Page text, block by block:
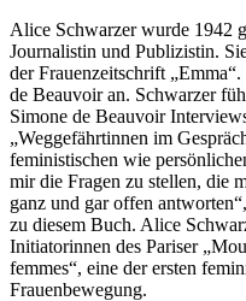
Alice Schwarzer wurde 1942
Journalistin und Publizistin.
der Frauenzeitschrift
de Beauvoir an. Schwarzer
Simone de Beauvoir
„Weggefährtinnen im
feministischen wie
mir die Fragen zu stellen, die
ganz und gar offen
zu diesem Buch. Alice
Initiatorinnen des Pariser
femmes“, eine der ersten
Frauenbewegung.